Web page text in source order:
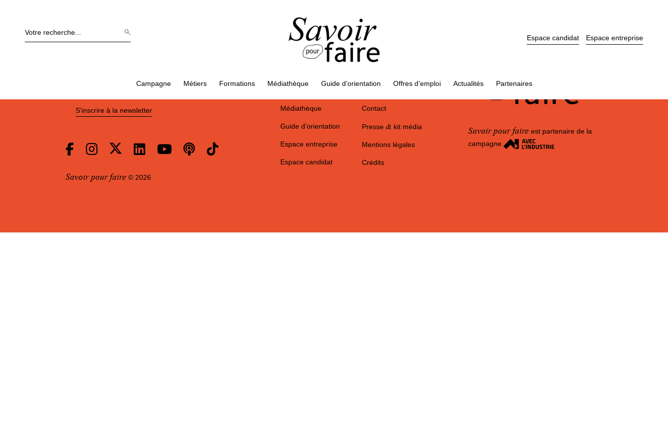
Espace candidat Espace entreprise
Campagne Métiers
&
Formations Médiathèque Guide d’orientation Offres d’emploi Actualités
Partenaires
S'inscrire à la newsletter
Savoir pour faire © 2026
Campagne
Médiathèque
Guide d’orientation
Espace entreprise
Espace candidat
Actualités
Contact
Presse & kit média
Mentions légales
Crédits
Savoir pour faire est partenaire de la
campagne